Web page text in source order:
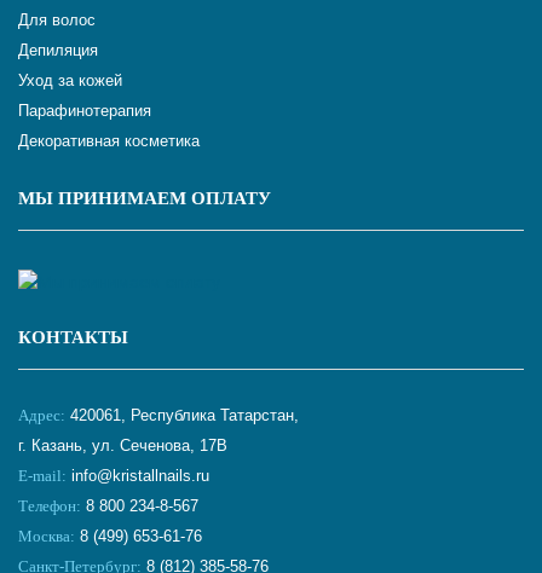
Для волос
Депиляция
Уход за кожей
Парафинотерапия
Декоративная косметика
МЫ ПРИНИМАЕМ ОПЛАТУ
КОНТАКТЫ
Адрес: 420061, Республика Татарстан,
г. Казань, ул. Сеченова, 17В
E-mail: info@kristallnails.ru
Телефон: 8 800 234-8-567
Москва: 8 (499) 653-61-76
Санкт-Петербург: 8 (812) 385-58-76